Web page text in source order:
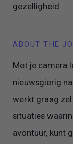
gezelligheid.
ABOUT THE
Met je camera
nieuwsgierig
werkt graag
situaties
avontuur, kunt